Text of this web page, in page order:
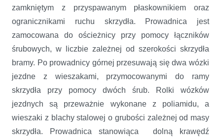
zamkniętym z przyspawanym płaskownikiem oraz
ogranicznikami ruchu skrzydła. Prowadnica jest
zamocowana do ościeżnicy przy pomocy łączników
śrubowych, w liczbie zależnej od szerokości skrzydła
bramy. Po prowadnicy górnej przesuwają się dwa wózki
jezdne z wieszakami, przymocowanymi do ramy
skrzydła przy pomocy dwóch śrub. Rolki wózków
jezdnych są przeważnie wykonane z poliamidu, a
wieszaki z blachy stalowej o grubości zależnej od masy
skrzydła. Prowadnica stanowiąca dolną krawędź